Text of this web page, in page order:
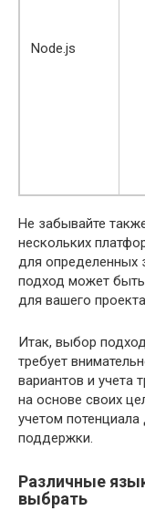
Node.js
Не забывайте
нескольких
для определенных
подход может
для вашего
Итак, выбор
требует
вариантов и учета
на основе своих
учетом
поддержки.
Различные
выбрать